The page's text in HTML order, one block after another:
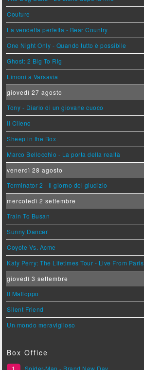
Couture
La vendetta perfetta - Bear Country
One Night Only - Quando tutto è possibile
Ghost: 2 Big To Rig
Limoni a Varsavia
giovedì 27 agosto
Tony - Diario di un giovane cuoco
Il Cileno
Sheep in the Box
Marco Bellocchio - La porta della realtà
venerdì 28 agosto
Terminator 2 - Il giorno del giudizio
mercoledì 2 settembre
Train To Busan
Sunny Dancer
Coyote Vs. Acme
Katy Perry: The Lifetimes Tour - Live From Paris
giovedì 3 settembre
Il Malloppo
Silent Friend
Un mondo meraviglioso
Box Office